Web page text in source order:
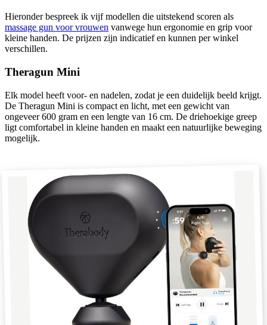
Hieronder bespreek ik vijf modellen die uitstekend scoren als
massage gun voor vrouwen vanwege hun ergonomie en grip voor
kleine handen. De prijzen zijn indicatief en kunnen per winkel
verschillen.
Theragun Mini
Elk model heeft voor- en nadelen, zodat je een duidelijk beeld krijgt.
De Theragun Mini is compact en licht, met een gewicht van
ongeveer 600 gram en een lengte van 16 cm. De driehoekige greep
ligt comfortabel in kleine handen en maakt een natuurlijke beweging
mogelijk.